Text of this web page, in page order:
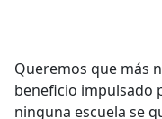
Queremos que más
beneficio impulsado
ninguna escuela se